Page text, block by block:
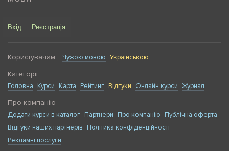
Вхід Реєстрація
Користувачам Чужою мовою Українською
Категорії
Головна Курси Карта Рейтинг Відгуки Онлайн курси Журнал
Про компанію
Додати курси в каталог Партнери Про компанію
Публічна оферта
Відгуки наших партнерів
Політика конфіденційності
Рекламні послуги